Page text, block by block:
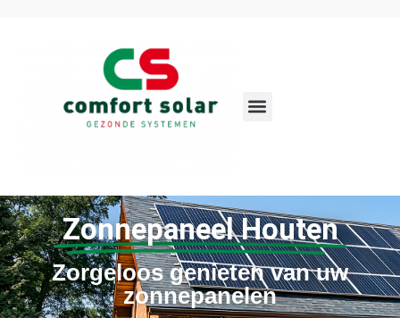
Zonnepaneel Houten
Zorgeloos genieten van uw
zonnepanelen